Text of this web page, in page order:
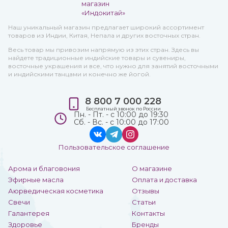
Наш уникальный магазин предлагает широкий ассортимент
товаров из Индии, Китая, Непала и других восточных стран.
Весь товар мы привозим напрямую из этих стран. Здесь вы
найдете традиционные индийские товары и сувениры,
восточные украшения и все, что нужно для занятий восточными
и индийскими танцами и конечно же йогой.
Арома и благовония
Эфирные масла
Аюрведическая косметика
Свечи
Галантерея
Здоровье
О магазине
Оплата и доставка
Отзывы
Статьи
Контакты
Бренды
8 800 7 000 228
Бесплатный звонок по России
Пн. - Пт. - с 10:00 до 19:30
Сб. - Вс. - с 10:00 до 17:00
Пользовательское соглашение